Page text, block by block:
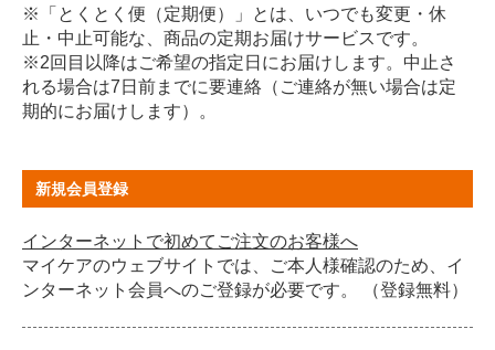
※「とくとく便（定期便）」とは、いつでも変更・休
止・中止可能な、商品の定期お届けサービスです。
※2回目以降はご希望の指定日にお届けします。中止さ
れる場合は7日前までに要連絡（ご連絡が無い場合は定
期的にお届けします）。
新規会員登録
インターネットで初めてご注文のお客様へ
マイケアのウェブサイトでは、ご本人様確認のため、イ
ンターネット会員へのご登録が必要です。 （登録無料）